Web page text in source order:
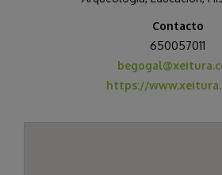
Contacto
650057011
https://